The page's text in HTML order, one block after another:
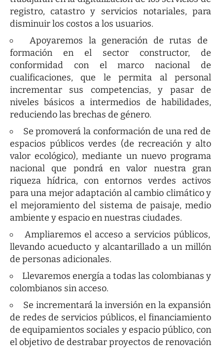
registro, catastro y servicios notariales, para
disminuir los costos a los usuarios.
Apoyaremos la generación de rutas de
formación en el sector constructor, de
conformidad con el marco nacional de
cualificaciones, que le permita al personal
incrementar sus competencias, y pasar de
niveles básicos a intermedios de habilidades,
reduciendo las brechas de género.
Se promoverá la conformación de una red de
espacios públicos verdes (de recreación y alto
valor ecológico), mediante un nuevo programa
nacional que pondrá en valor nuestra gran
riqueza hídrica, con entornos verdes activos
para una mejor adaptación al cambio climático y
el mejoramiento del sistema de paisaje, medio
ambiente y espacio en nuestras ciudades.
Ampliaremos el acceso a servicios públicos,
llevando acueducto y alcantarillado a un millón
de personas adicionales.
Llevaremos energía a todas las colombianas y
colombianos sin acceso.
Se incrementará la inversión en la expansión
de redes de servicios públicos, el financiamiento
de equipamientos sociales y espacio público, con
el objetivo de destrabar proyectos de renovación